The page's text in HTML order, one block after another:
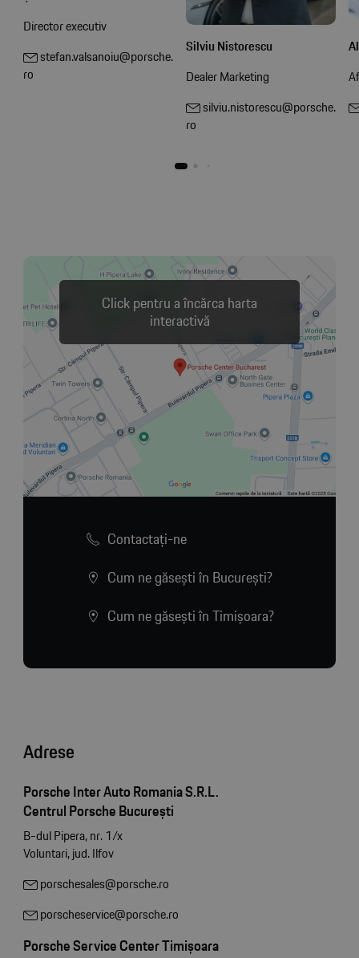
Director executiv
stefan.valsanoiu@porsche.
ro
Silviu Nistorescu
Dealer Marketing
silviu.nistorescu@porsche.
ro
Click pentru a încărca harta
interactivă
Contactaţi-ne
Cum ne găsești în București?
Cum ne găsești în Timișoara?
Adrese
Porsche Inter Auto Romania S.R.L.
Centrul Porsche București
B-dul Pipera, nr. 1/x
Voluntari, jud. Ilfov
porschesales@porsche.ro
porscheservice@porsche.ro
Porsche Service Center Timișoara